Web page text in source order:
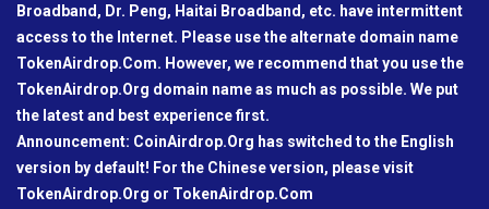
Broadband, Dr. Peng, Haitai Broadband, etc. have intermittent
access to the Internet. Please use the alternate domain name
TokenAirdrop.Com. However, we recommend that you use the
TokenAirdrop.Org domain name as much as possible. We put
the latest and best experience first.
Announcement: CoinAirdrop.Org has switched to the English
version by default! For the Chinese version, please visit
TokenAirdrop.Org or TokenAirdrop.Com